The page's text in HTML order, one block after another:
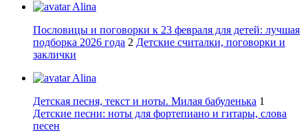
Alina
Пословицы и поговорки к 23 февраля для детей: лучшая
подборка 2026 года 2 Детские считалки, поговорки и
заклички
Alina
Детская песня, текст и ноты. Милая бабуленька 1
Детские песни: ноты для фортепиано и гитары, слова
песен